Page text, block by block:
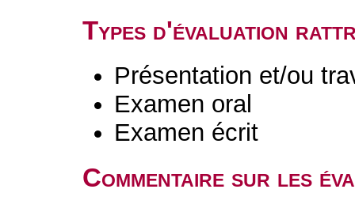
Types d'évaluation
Présentation et/ou
Examen oral
Examen écrit
Commentaire sur les